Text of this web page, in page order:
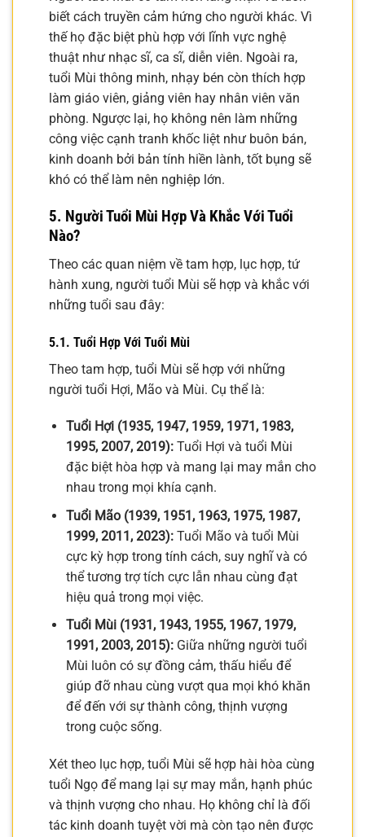
biết cách truyền cảm hứng cho người khác. Vì
thế họ đặc biệt phù hợp với lĩnh vực nghệ
thuật như nhạc sĩ, ca sĩ, diễn viên. Ngoài ra,
tuổi Mùi thông minh, nhạy bén còn thích hợp
làm giáo viên, giảng viên hay nhân viên văn
phòng. Ngược lại, họ không nên làm những
công việc cạnh tranh khốc liệt như buôn bán,
kinh doanh bởi bản tính hiền lành, tốt bụng sẽ
khó có thể làm nên nghiệp lớn.
5. Người Tuổi Mùi Hợp Và Khắc Với Tuổi
Nào?
Theo các quan niệm về tam hợp, lục hợp, tứ
hành xung, người tuổi Mùi sẽ hợp và khắc với
những tuổi sau đây:
5.1. Tuổi Hợp Với Tuổi Mùi
Theo tam hợp, tuổi Mùi sẽ hợp với những
người tuổi Hợi, Mão và Mùi. Cụ thể là:
Tuổi Hợi (1935, 1947, 1959, 1971, 1983,
1995, 2007, 2019):Tuổi Hợi và tuổi Mùi
đặc biệt hòa hợp và mang lại may mắn cho
nhau trong mọi khía cạnh.
Tuổi Mão (1939, 1951, 1963, 1975, 1987,
1999, 2011, 2023):Tuổi Mão và tuổi Mùi
cực kỳ hợp trong tính cách, suy nghĩ và có
thể tương trợ tích cực lẫn nhau cùng đạt
hiệu quả trong mọi việc.
Tuổi Mùi (1931, 1943, 1955, 1967, 1979,
1991, 2003, 2015):Giữa những người tuổi
Mùi luôn có sự đồng cảm, thấu hiểu để
giúp đỡ nhau cùng vượt qua mọi khó khăn
để đến với sự thành công, thịnh vượng
trong cuộc sống.
Xét theo lục hợp, tuổi Mùi sẽ hợp hài hòa cùng
tuổi Ngọ để mang lại sự may mắn, hạnh phúc
và thịnh vượng cho nhau. Họ không chỉ là đối
tác kinh doanh tuyệt vời mà còn tạo nên được